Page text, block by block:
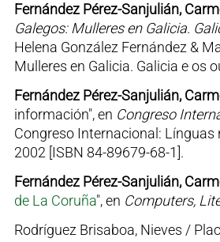
Fernández Pérez-Sanjulián,
Galegos: Mulleres en Galicia.
Helena González Fernández &
Mulleres en Galicia. Galicia e os
Fernández Pérez-Sanjulián,
información", en Congreso
Congreso Internacional: Línguas
2002 [ISBN 84-89679-68-1].
Fernández Pérez-Sanjulián,
de La Coruña", en Computers,
Rodríguez Brisaboa, Nieves /